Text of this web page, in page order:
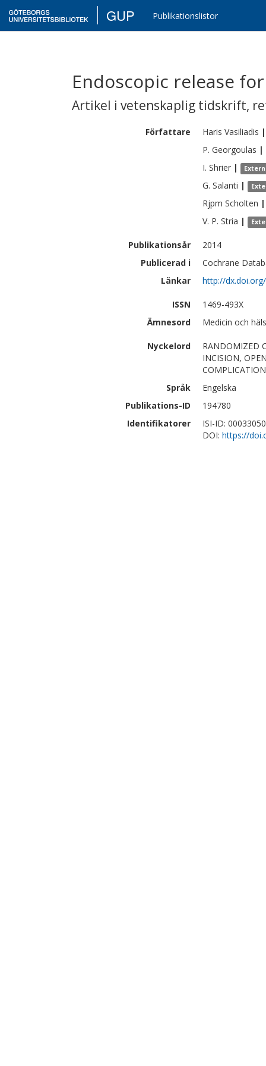
GUP Publikationslistor
Endoscopic release
Artikel i vetenskaplig tidskrift,
Författare Haris Vasiliadis |
P. Georgoulas |
I. Shrier | Extern
G. Salanti |
Rjpm Scholten |
V. P. Stria |
Publikationsår
2014
Publicerad i
Cochrane
Länkar
http://
ISSN
1469-493X
Ämnesord
Medicin och
Nyckelord
RANDOMIZED
INCISION,
Språk
Engelska
Publikations-ID
194780
Identifikatorer
ISI-ID:
DOI: https://